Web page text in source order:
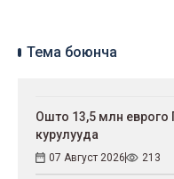
Тема боюнча
Ошто 13,5 млн
курулууда
07 Август 2026 213